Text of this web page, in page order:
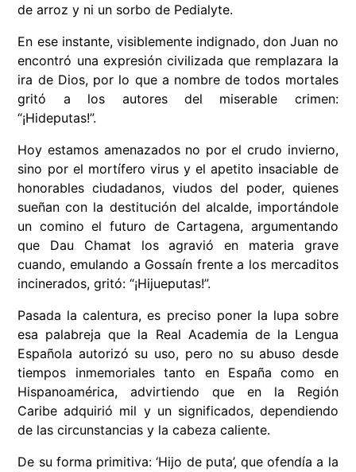
de arroz y ni un sorbo de Pedialyte.
En ese instante, visiblemente indignado, don Juan no
encontró una expresión civilizada que remplazara la
ira de Dios, por lo que a nombre de todos mortales
gritó a los autores del miserable crimen:
“¡Hideputas!”.
Hoy estamos amenazados no por el crudo invierno,
sino por el mortífero virus y el apetito insaciable de
honorables ciudadanos, viudos del poder, quienes
sueñan con la destitución del alcalde, importándole
un comino el futuro de Cartagena, argumentando
que Dau Chamat los agravió en materia grave
cuando, emulando a Gossaín frente a los mercaditos
incinerados, gritó: “¡Hijueputas!”.
Pasada la calentura, es preciso poner la lupa sobre
esa palabreja que la Real Academia de la Lengua
Española autorizó su uso, pero no su abuso desde
tiempos inmemoriales tanto en España como en
Hispanoamérica, advirtiendo que en la Región
Caribe adquirió mil y un significados, dependiendo
de las circunstancias y la cabeza caliente.
De su forma primitiva: ‘Hijo de puta’, que ofendía a la